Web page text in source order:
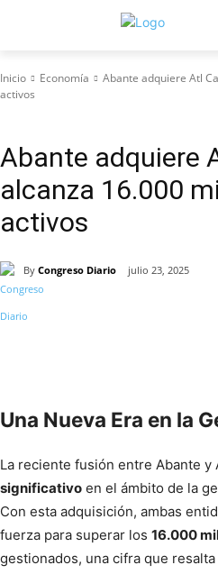
Inicio Economía
Abante adquiere Atl
activos
Abante adquiere
alcanza 16.000
activos
By Congreso Diario julio 23, 2025
Una Nueva Era en la
La reciente fusión entre Abante y
significativo en el ámbito de la
Con esta adquisición, ambas
fuerza para superar los 16.000
gestionados, una cifra que